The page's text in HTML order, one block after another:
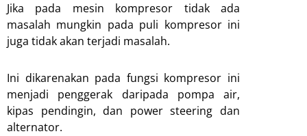
Jika pada mesin kompresor tidak ada
masalah mungkin pada puli kompresor ini
juga tidak akan terjadi masalah.
Ini dikarenakan pada fungsi kompresor ini
menjadi penggerak daripada pompa air,
kipas pendingin, dan power steering dan
alternator.